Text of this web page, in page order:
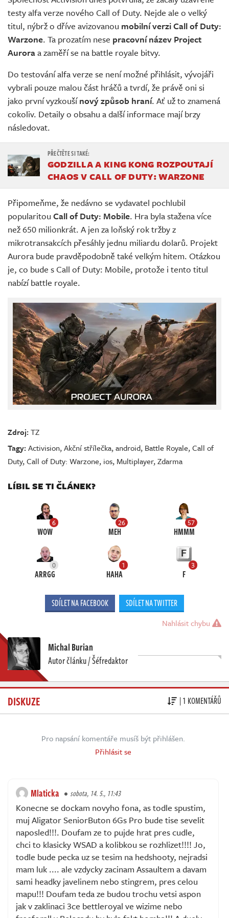
Živě
testy alfa verze nového Call of Duty. Nejde ale o velký
titul, nýbrž o dříve avizovanou mobilní verzi Call of Duty:
Warzone. Ta prozatím nese pracovní název Project
Auroraa zaměří se na battle royale bitvy.
Do testování alfa verze se není možné přihlásit, vývojáři
vybrali pouze malou část hráčů a tvrdí, že právě oni si
jako první vyzkoušínový způsob hraní. Ať už to znamená
cokoliv. Detaily o obsahu a další informace mají brzy
následovat.
GODZILLA A KING KONG ROZPOUTAJÍ
CHAOS V CALL OF DUTY: WARZONE
Připomeňme, že nedávno se vydavatel pochlubil
popularitou Call of Duty: Mobile. Hra byla stažena více
než 650 milionkrát. A jen za loňský rok tržby z
mikrotransakcích přesáhly jednu miliardu dolarů. Projekt
Aurora bude pravděpodobně také velkým hitem. Otázkou
je, co bude s Call of Duty: Mobile, protože i tento titul
nabízí battle royale.
Zdroj:TZ
Tagy:Activision,Akční střílečka,android, Battle Royale,Call of
Duty,Call of Duty: Warzone, ios, Multiplayer,Zdarma
LÍBIL SE TI ČLÁNEK?
6
WOW
26
MEH
57
HMMM
0
ARRGG
1
HAHA
3
F
SDÍLET NA FACEBOOK SDÍLET NA TWITTER
Nahlásit chybu
Michal Burian
Autor článku / Šéfredaktor
DISKUZE | 1 KOMENTÁŘŮ
Pro napsání komentáře musíš být přihlášen.
Přihlásit se
Mlaticka sobota, 14. 5., 11:43
Konecne se dockam novyho fona, as todle spustim,
muj Aligator SeniorButon 6Gs Pro bude tise sevelit
naposled!!!. Doufam ze to pujde hrat pres cudle,
chci to klasicky WSAD a kolibkou se rozhlizet!!!! Jo,
todle bude pecka uz se tesim na hedshooty, nejradsi
mam luk .... ale vzdycky zacinam Assaultem a davam
sami headky javelinem nebo stingrem, pres celou
mapu!!! Doufam teda ze budou trochu vetsi aspon
jak v zaklinaci 3ce bettleroyal ve wizime nebo